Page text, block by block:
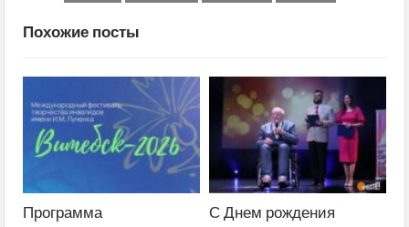
Похожие посты
Программа
С Днем рождения